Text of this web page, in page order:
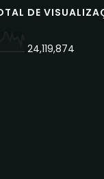
DE
24,119,874